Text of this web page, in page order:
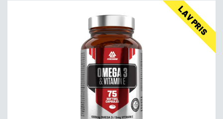
LAV PRIS